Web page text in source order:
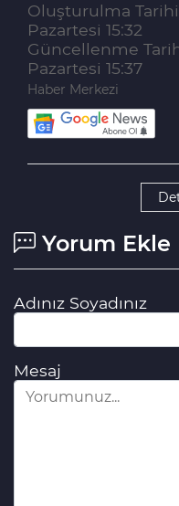
Oluşturulma
Pazartesi 15:32
Güncellenme
Pazartesi 15:37
Haber Merkezi
Yorum Ekle
Adınız Soyadınız
Mesaj